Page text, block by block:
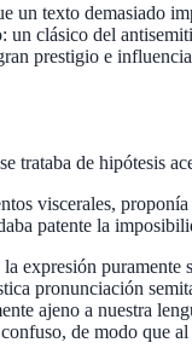
un texto demasiado
un clásico del
prestigio e
trataba de hipótesis
viscerales,
patente la
expresión
pronunciación
ajeno a nuestra
de modo que